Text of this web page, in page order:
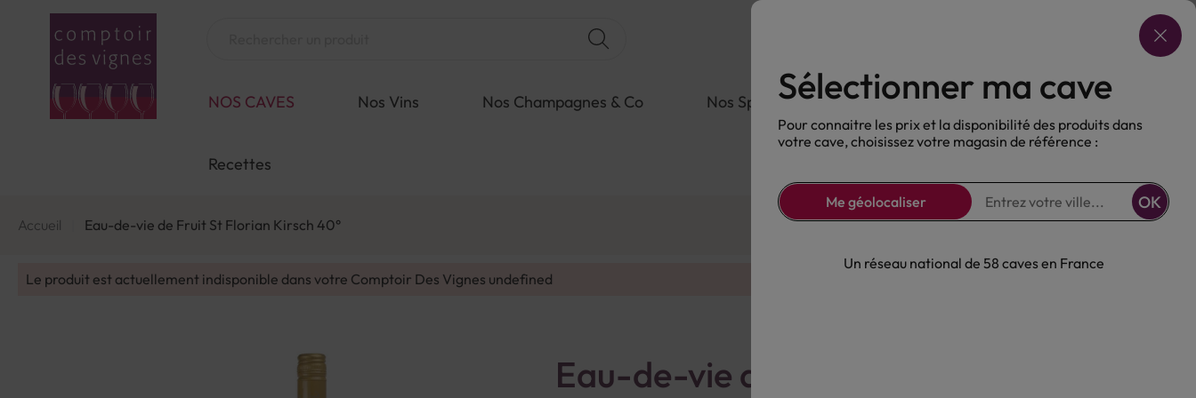
Choisir ma cave
NOS CAVES Nos Vins Nos Champagnes & Co Nos Spiritueux Nos Bières Sans alcool
Recettes
Accueil Eau-de-vie de Fruit St Florian Kirsch 40°
Le produit est actuellement indisponible dans votre Comptoir Des Vignes undefined
Eau-de-vie de Fruit St Florian
Sélectionner ma cave
Pour connaitre les prix et la disponibilité des produits dans
votre cave, choisissez votre magasin de référence :
Me géolocaliser OK
Un réseau national de 58 caves en France